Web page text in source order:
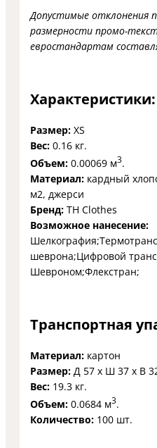
Допустимые отклонения
размерности промо-
евростандартам
Характеристики:
Размер: XS
Вес: 0.16 кг.
Объем: 0.00069 м3.
Материал: кардный
м2, джерси
Бренд: TH Clothes
Возможное нанесение:
шеврона;Цифровой
Шевроном;Флекстран;
Транспортная
Материал: картон
Размер: Д 57 x Ш 37 x В
Вес: 19.3 кг.
Объем: 0.0684 м3.
Количество: 100 шт.